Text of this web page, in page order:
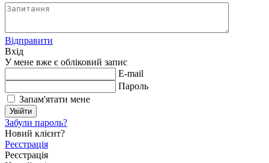
Відправити
Вхід
У мене вже є обліковий запис
E-mail
Пароль
Запам'ятати мене
Увійти
Забули пароль?
Новий клієнт?
Реєстрація
Реєстрація